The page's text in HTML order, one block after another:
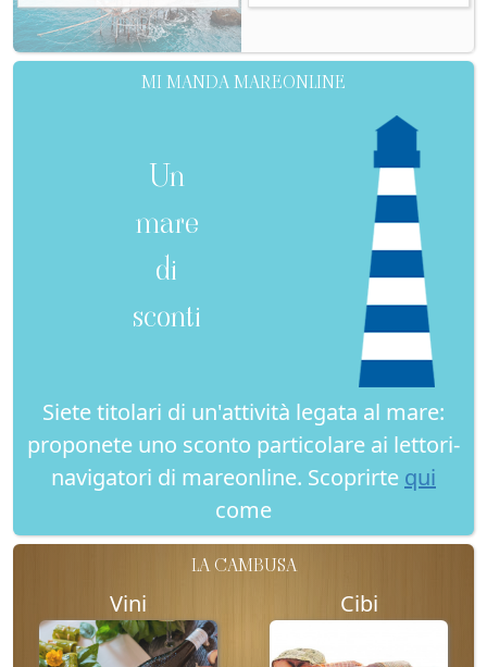
MI MANDA MAREONLINE
Un
mare
di
sconti
Siete titolari di un'attività legata al mare:
proponete uno sconto particolare ai lettori-
navigatori di mareonline. Scoprirte qui
come
LA CAMBUSA
Vini Cibi